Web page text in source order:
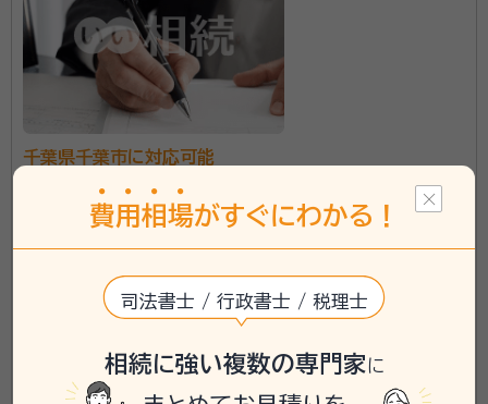
千葉県千葉市に対応可能
\「いい相続」にてご相談を承ります/
費用 相場がすぐにわかる！
司法書士 / 行政書士 / 税理士
相続に強い複数の専門家に